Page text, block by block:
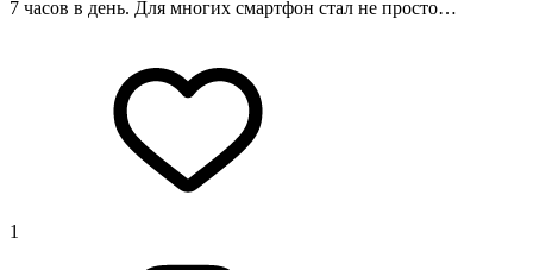
7 часов в день. Для многих смартфон стал не просто…
1